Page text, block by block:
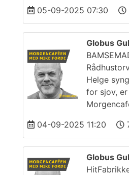
05-09-2025 07:30
Globus
Helge
for sjov,
04-09-2025 11:20
Globus